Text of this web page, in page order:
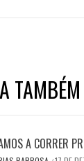
TAMBÉM
A CORRER